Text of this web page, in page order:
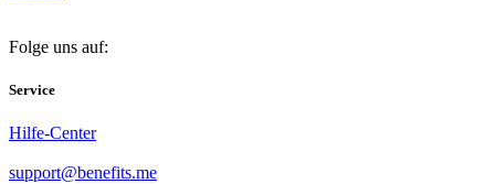
Folge uns auf:
Service
Hilfe-Center
support@benefits.me